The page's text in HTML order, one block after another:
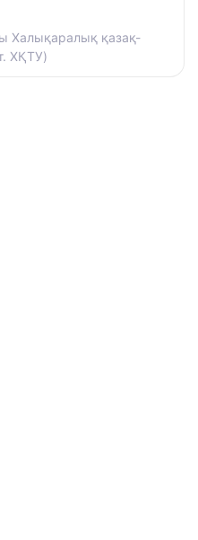
Халықаралық қазақ-
ХҚТУ)